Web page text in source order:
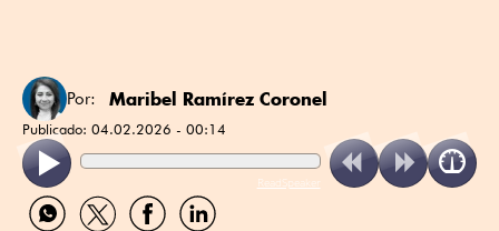
Por: Maribel Ramírez Coronel
Publicado: 04.02.2026 - 00:14
ReadSpeaker
Compartir
por
Compartir
por
Compartir
por
Compartir
por